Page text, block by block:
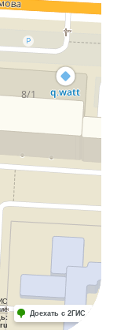
Доехать с 2ГИС